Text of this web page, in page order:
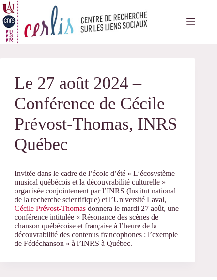
Passer
au
contenu
Le 27 août 2024 –
Conférence de Cécile
Prévost-Thomas, INRS
Québec
Invitée dans le cadre de l’école d’été « L’écosystème
musical québécois et la découvrabilité culturelle »
organisée conjointement par l’INRS (Institut national
de la recherche scientifique) et l’Université Laval,
Cécile Prévost-Thomas donnera le mardi 27 août, une
conférence intitulée « Résonance des scènes de
chanson québécoise et française à l’heure de la
découvrabilité des contenus francophones : l’exemple
de Fédéchanson » à l’INRS à Québec.